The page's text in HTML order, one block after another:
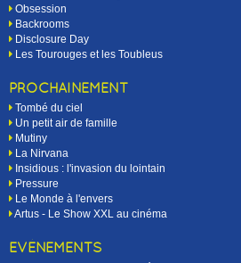
Obsession
Backrooms
Disclosure Day
Les Tourouges et les Toubleus
PROCHAINEMENT
Tombé du ciel
Un petit air de famille
Mutiny
La Nirvana
Insidious : l'invasion du lointain
Pressure
Le Monde à l'envers
Artus - Le Show XXL au cinéma
EVÉNEMENTS